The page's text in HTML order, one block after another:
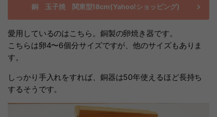
銅 玉子焼 関東型18cm(Yahoo!ショッピング)
愛用しているのはこちら。銅製の卵焼き器です。
こちらは卵4〜6個分サイズですが、他のサイズもありま
す。
しっかり手入れをすれば、銅器は50年使えるほど長持ち
するそうです。